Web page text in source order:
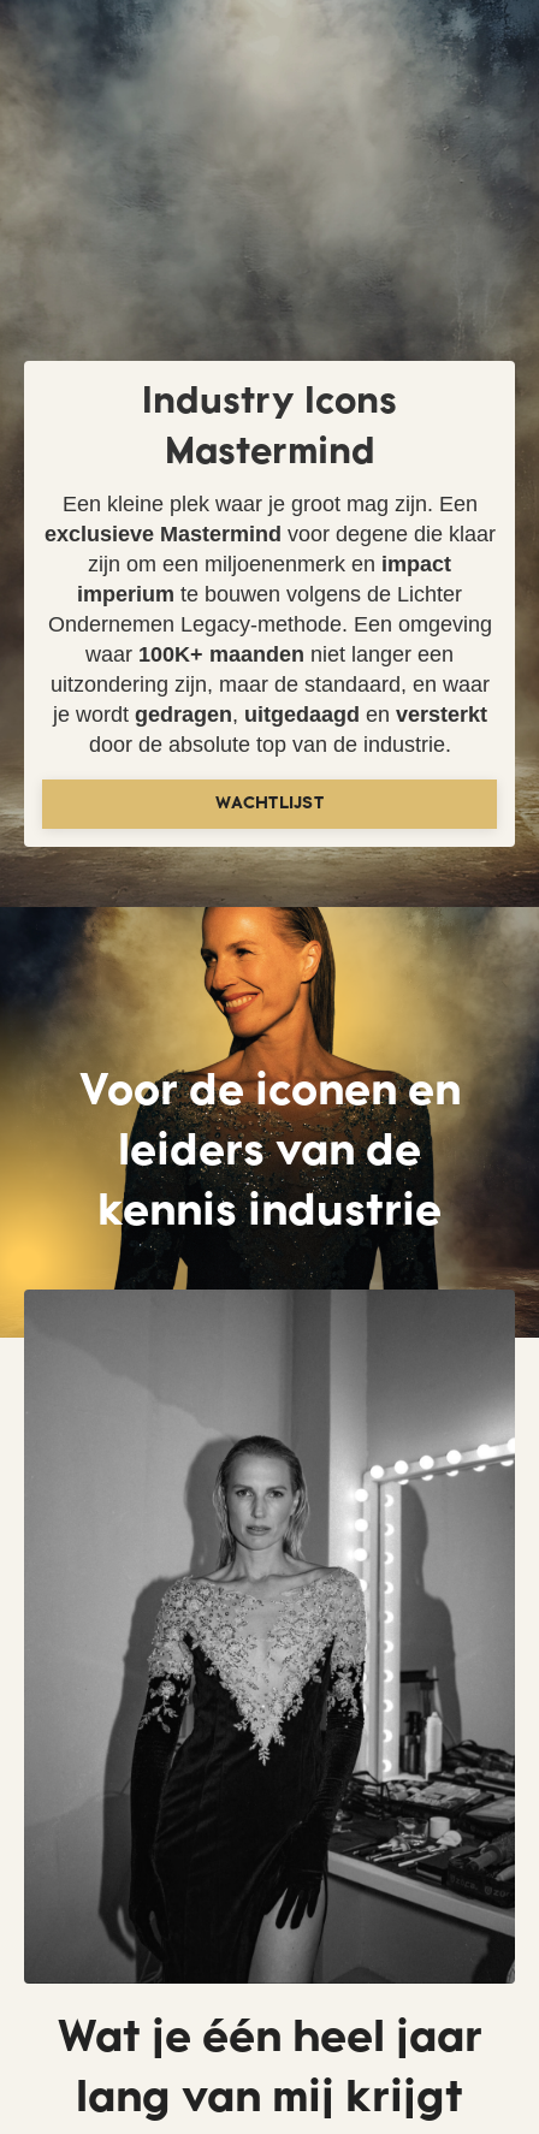
Industry Icons
Mastermind
Een kleine plek waar je groot mag zijn. Een
exclusieve Mastermind voor degene die klaar
zijn om een miljoenenmerk en impact
imperium te bouwen volgens de Lichter
Ondernemen Legacy-methode. Een omgeving
waar 100K+ maanden niet langer een
uitzondering zijn, maar de standaard, en waar
je wordt gedragen, uitgedaagd en versterkt
door de absolute top van de industrie.
WACHTLIJST
Voor de iconen en
leiders van de
kennis industrie
Wat je één heel jaar
lang van mij krijgt